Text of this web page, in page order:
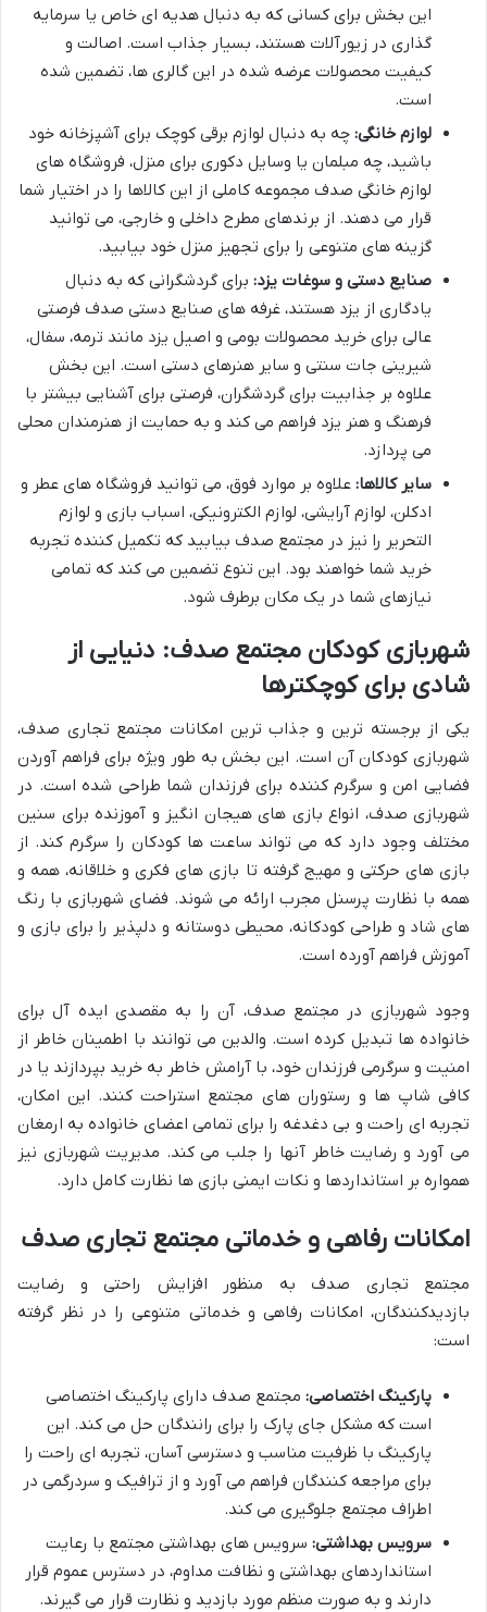
این بخش برای کسانی که به دنبال هدیه ای خاص یا سرمایه
گذاری در زیورآلات هستند، بسیار جذاب است. اصالت و
کیفیت محصولات عرضه شده در این گالری ها، تضمین شده
است.
لوازم خانگی: چه به دنبال لوازم برقی کوچک برای آشپزخانه خود
باشید، چه مبلمان یا وسایل دکوری برای منزل، فروشگاه های
لوازم خانگی صدف مجموعه کاملی از این کالاها را در اختیار شما
قرار می دهند. از برندهای مطرح داخلی و خارجی، می توانید
گزینه های متنوعی را برای تجهیز منزل خود بیابید.
صنایع دستی و سوغات یزد: برای گردشگرانی که به دنبال
یادگاری از یزد هستند، غرفه های صنایع دستی صدف فرصتی
عالی برای خرید محصولات بومی و اصیل یزد مانند ترمه، سفال،
شیرینی جات سنتی و سایر هنرهای دستی است. این بخش
علاوه بر جذابیت برای گردشگران، فرصتی برای آشنایی بیشتر با
فرهنگ و هنر یزد فراهم می کند و به حمایت از هنرمندان محلی
می پردازد.
سایر کالاها: علاوه بر موارد فوق، می توانید فروشگاه های عطر و
ادکلن، لوازم آرایشی، لوازم الکترونیکی، اسباب بازی و لوازم
التحریر را نیز در مجتمع صدف بیابید که تکمیل کننده تجربه
خرید شما خواهند بود. این تنوع تضمین می کند که تمامی
نیازهای شما در یک مکان برطرف شود.
شهربازی کودکان مجتمع صدف: دنیایی از
شادی برای کوچکترها
یکی از برجسته ترین و جذاب ترین امکانات مجتمع تجاری صدف،
شهربازی کودکان آن است. این بخش به طور ویژه برای فراهم آوردن
فضایی امن و سرگرم کننده برای فرزندان شما طراحی شده است. در
شهربازی صدف، انواع بازی های هیجان انگیز و آموزنده برای سنین
مختلف وجود دارد که می تواند ساعت ها کودکان را سرگرم کند. از
بازی های حرکتی و مهیج گرفته تا بازی های فکری و خلاقانه، همه و
همه با نظارت پرسنل مجرب ارائه می شوند. فضای شهربازی با رنگ
های شاد و طراحی کودکانه، محیطی دوستانه و دلپذیر را برای بازی و
آموزش فراهم آورده است.
وجود شهربازی در مجتمع صدف، آن را به مقصدی ایده آل برای
خانواده ها تبدیل کرده است. والدین می توانند با اطمینان خاطر از
امنیت و سرگرمی فرزندان خود، با آرامش خاطر به خرید بپردازند یا در
کافی شاپ ها و رستوران های مجتمع استراحت کنند. این امکان،
تجربه ای راحت و بی دغدغه را برای تمامی اعضای خانواده به ارمغان
می آورد و رضایت خاطر آنها را جلب می کند. مدیریت شهربازی نیز
همواره بر استانداردها و نکات ایمنی بازی ها نظارت کامل دارد.
امکانات رفاهی و خدماتی مجتمع تجاری صدف
مجتمع تجاری صدف به منظور افزایش راحتی و رضایت
بازدیدکنندگان، امکانات رفاهی و خدماتی متنوعی را در نظر گرفته
است:
پارکینگ اختصاصی: مجتمع صدف دارای پارکینگ اختصاصی
است که مشکل جای پارک را برای رانندگان حل می کند. این
پارکینگ با ظرفیت مناسب و دسترسی آسان، تجربه ای راحت را
برای مراجعه کنندگان فراهم می آورد و از ترافیک و سردرگمی در
اطراف مجتمع جلوگیری می کند.
سرویس بهداشتی: سرویس های بهداشتی مجتمع با رعایت
استانداردهای بهداشتی و نظافت مداوم، در دسترس عموم قرار
دارند و به صورت منظم مورد بازدید و نظارت قرار می گیرند.